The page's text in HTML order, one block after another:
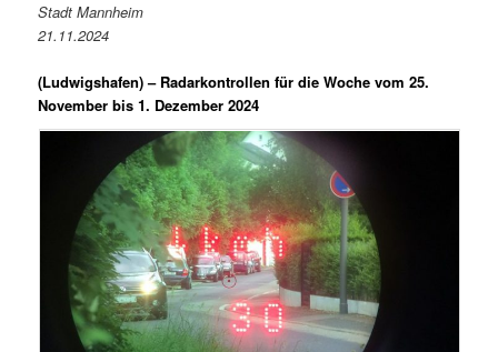
Stadt Mannheim
21.11.2024
(Ludwigshafen) – Radarkontrollen für die Woche vom 25.
November bis 1. Dezember 2024